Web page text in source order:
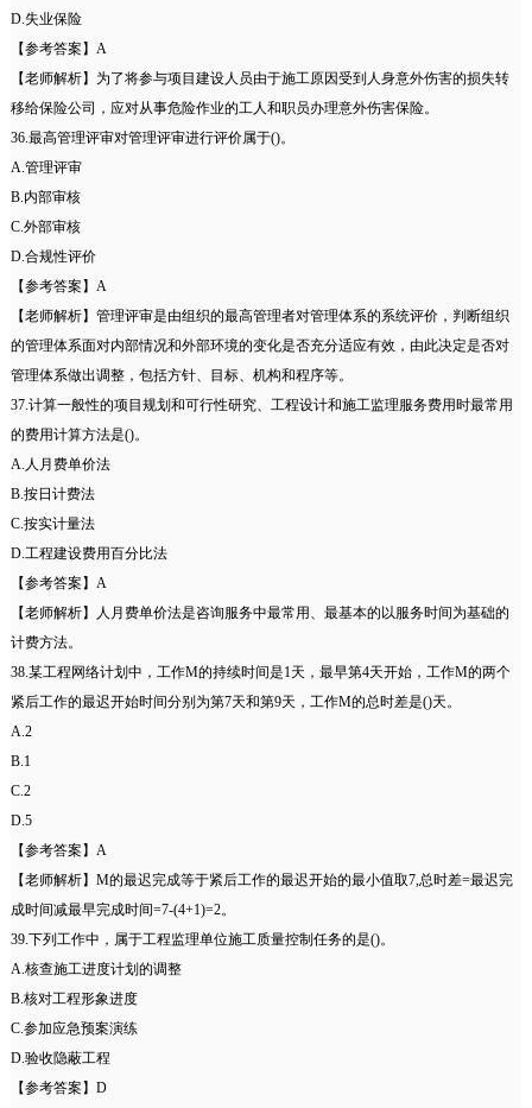
D.失业保险
【参考答案】A
【老师解析】为了将参与项目建设人员由于施工原因受到人身意外伤害的损失转
移给保险公司，应对从事危险作业的工人和职员办理意外伤害保险。
36.最高管理评审对管理评审进行评价属于()。
A.管理评审
B.内部审核
C.外部审核
D.合规性评价
【参考答案】A
【老师解析】管理评审是由组织的最高管理者对管理体系的系统评价，判断组织
的管理体系面对内部情况和外部环境的变化是否充分适应有效，由此决定是否对
管理体系做出调整，包括方针、目标、机构和程序等。
37.计算一般性的项目规划和可行性研究、工程设计和施工监理服务费用时最常用
的费用计算方法是()。
A.人月费单价法
B.按日计费法
C.按实计量法
D.工程建设费用百分比法
【参考答案】A
【老师解析】人月费单价法是咨询服务中最常用、最基本的以服务时间为基础的
计费方法。
38.某工程网络计划中，工作M的持续时间是1天，最早第4天开始，工作M的两个
紧后工作的最迟开始时间分别为第7天和第9天，工作M的总时差是()天。
A.2
B.1
C.2
D.5
【参考答案】A
【老师解析】M的最迟完成等于紧后工作的最迟开始的最小值取7,总时差=最迟完
成时间减最早完成时间=7-(4+1)=2。
39.下列工作中，属于工程监理单位施工质量控制任务的是()。
A.核查施工进度计划的调整
B.核对工程形象进度
C.参加应急预案演练
D.验收隐蔽工程
【参考答案】D